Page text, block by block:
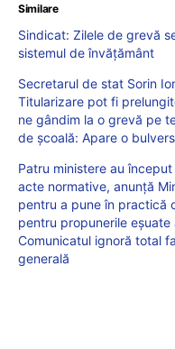
Similare
Sindicat: Zilele de grevă
sistemul de învățământ
Secretarul de stat Sorin
Titularizare pot fi
ne gândim la o grevă pe
de școală: Apare o
Patru ministere au
acte normative, anunță
pentru a pune în practică
pentru propunerile
Comunicatul ignoră total
generală